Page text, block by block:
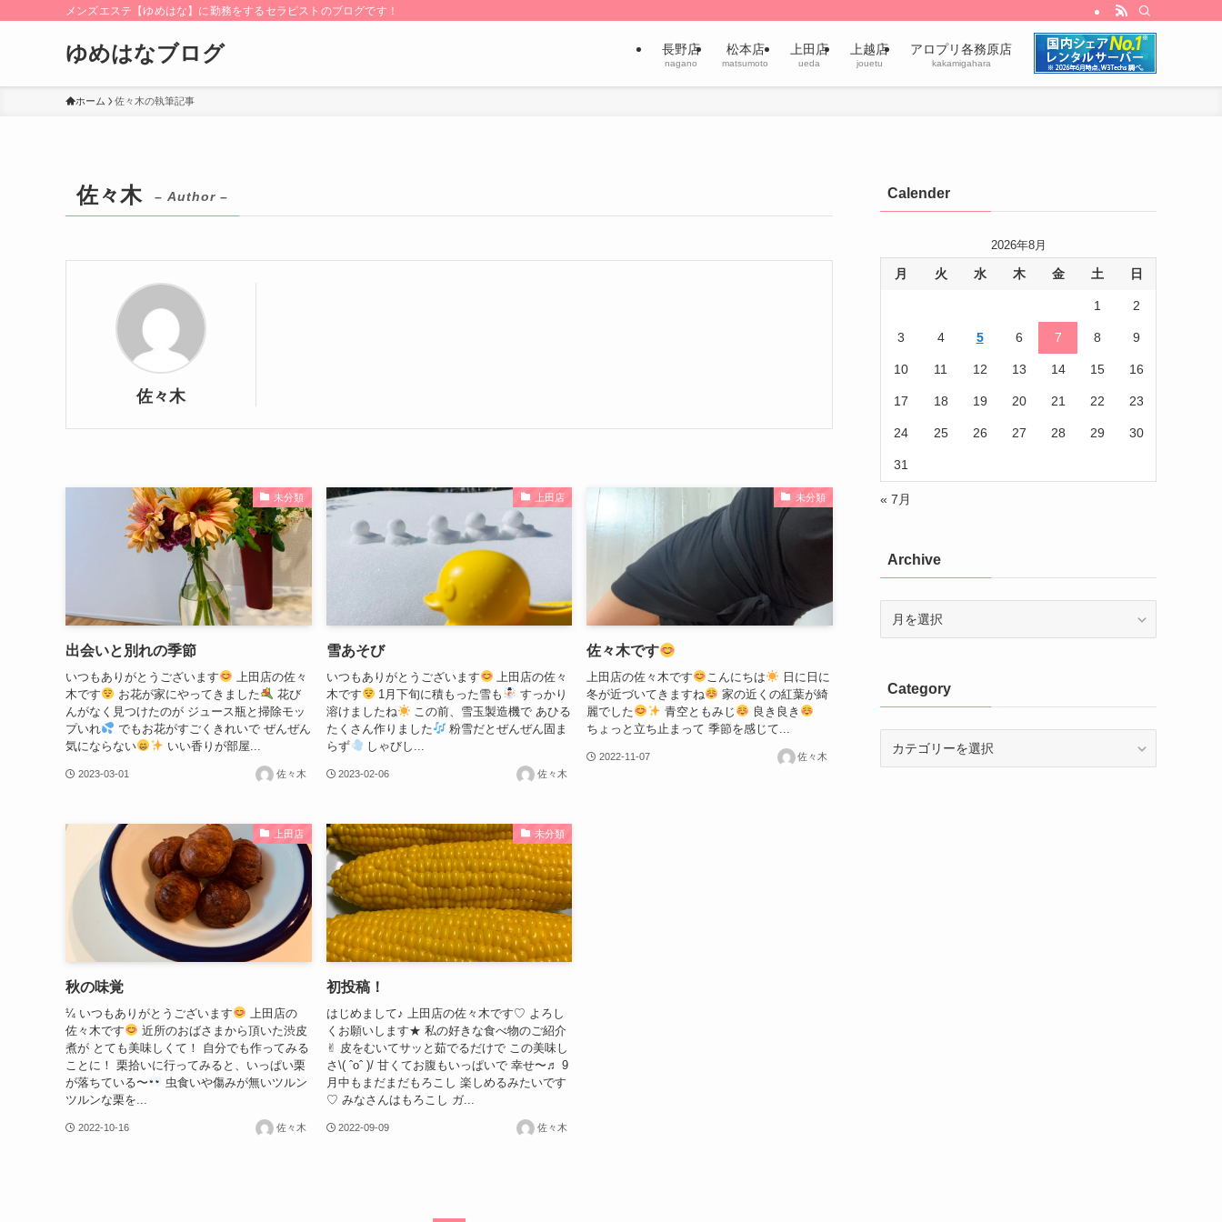
メンズエステ【ゆめはな】に勤務をするセラピストのブログです！
ゆめはなブログ 長野店
nagano
松本店
matsumoto
上田店
ueda
上越店
jouetu
アロプリ各務原店
kakamigahara
ホーム 佐々木の執筆記事
佐々木 – Author –
佐々木
未分類
出会いと別れの季節
いつもありがとうございます
上田店の佐々
木です
お花が家にやってきました
花び
んがなく見つけたのが ジュース瓶と掃除モッ
プいれ
でもお花がすごくきれいで ぜんぜん
気にならない
いい香りが部屋...
2023-03-01 佐々木
上田店
雪あそび
いつもありがとうございます
上田店の佐々
木です
1月下旬に積もった雪も
すっかり
溶けましたね
この前、雪玉製造機で あひる
たくさん作りました
粉雪だとぜんぜん固ま
らず
しゃびし...
2023-02-06 佐々木
未分類
佐々木です
上田店の佐々木です こんにちは
日に日に
冬が近づいてきますね
家の近くの紅葉が綺
麗でした
青空ともみじ
良き良き
ちょっと立ち止まって 季節を感じて...
2022-11-07 佐々木
上田店
秋の味覚
¼ いつもありがとうございます
上田店の
佐々木です
近所のおばさまから頂いた渋皮
煮が とても美味しくて！ 自分でも作ってみる
ことに！ 栗拾いに行ってみると、いっぱい栗
が落ちている〜
虫食いや傷みが無いツルン
ツルンな栗を...
2022-10-16 佐々木
未分類
初投稿！
はじめまして♪ 上田店の佐々木です♡ よろし
くお願いします★ 私の好きな食べ物のご紹介
✌︎ 皮をむいてサッと茹でるだけで この美味し
さ\( ˆoˆ )/ 甘くてお腹もいっぱいで 幸せ〜♬ 9
月中もまだまだもろこし 楽しめるみたいです
♡ みなさんはもろこし ガ...
2022-09-09 佐々木
Calender
2026年8月
月 火 水 木 金 土 日
1 2
3 4 5 6 7 8 9
10 11 12 13 14 15 16
17 18 19 20 21 22 23
24 25 26 27 28 29 30
31
« 7月
Archive
Category